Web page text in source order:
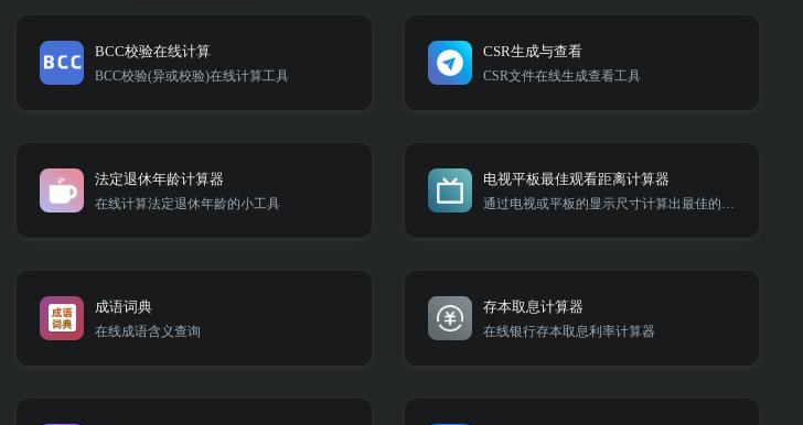
BCC校验在线计算
BCC校验(异或校验)在线计算工具
CSR生成与查看
CSR文件在线生成查看工具
法定退休年龄计算器
在线计算法定退休年龄的小工具
电视平板最佳观看距离计算器
通过电视或平板的显示尺寸计算出最佳的观看距离
成语词典
在线成语含义查询
存本取息计算器
在线银行存本取息利率计算器